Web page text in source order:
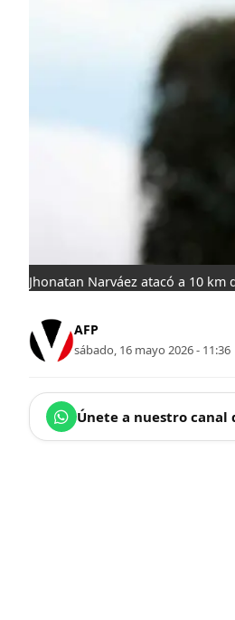
Jhonatan Narváez atacó a 10
AFP
sábado, 16 mayo 2026 - 11:36
Únete a nuestro canal